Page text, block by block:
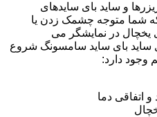
و ساید بای سایدهای
شما متوجه چشمک زدن یا
در نمایشگر می
ساید بای ساید سامسونگ شروع
وجود دارد:
و اتفاقی دما